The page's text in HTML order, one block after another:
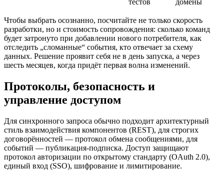
тестов домены
Чтобы выбрать осознанно, посчитайте не только скорость
разработки, но и стоимость сопровождения: сколько команд
будет затронуто при добавлении нового потребителя, как
отследить „сломанные“ события, кто отвечает за схему
данных. Решение проявит себя не в день запуска, а через
шесть месяцев, когда придёт первая волна изменений.
Протоколы, безопасность и
управление доступом
Для синхронного запроса обычно подходит архитектурный
стиль взаимодействия компонентов (REST), для строгих
договорённостей — протокол обмена сообщениями, для
событий — публикация‑подписка. Доступ защищают
протокол авторизации по открытому стандарту (OAuth 2.0),
единый вход (SSO), шифрование и лимитирование.